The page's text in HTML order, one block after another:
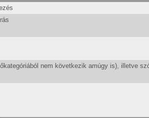
nem következik amúgy is), illetve